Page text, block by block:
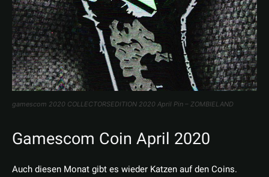
gamescom 2020 COLLECTORSEDITION 2020 April Pin – ZOMBIELAND
Gamescom Coin April 2020
Auch diesen Monat gibt es wieder Katzen auf den Coins.